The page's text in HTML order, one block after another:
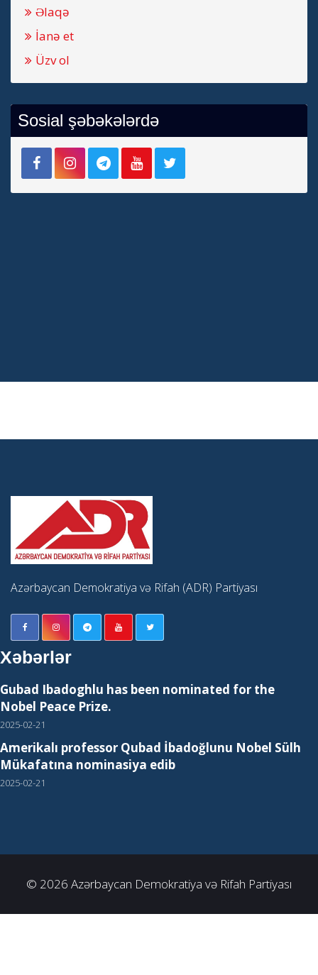
Əlaqə
İanə et
Üzv ol
Sosial şəbəkələrdə
Azərbaycan Demokratiya və Rifah (ADR) Partiyası
Xəbərlər
Gubad Ibadoghlu has been nominated for the
Nobel Peace Prize.
2025-02-21
Amerikalı professor Qubad İbadoğlunu Nobel Sülh
Mükafatına nominasiya edib
2025-02-21
© 2026 Azərbaycan Demokratiya və Rifah Partiyası